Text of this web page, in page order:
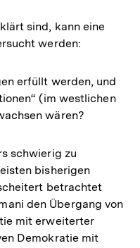
sind, kann eine
werden:
erfüllt werden, und
(im westlichen
wären?
schwierig zu
bisherigen
betrachtet
den Übergang von
mit erweiterter
Demokratie mit